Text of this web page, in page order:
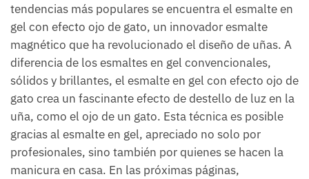
tendencias más populares se encuentra el esmalte en
gel con efecto ojo de gato, un innovador esmalte
magnético que ha revolucionado el diseño de uñas. A
diferencia de los esmaltes en gel convencionales,
sólidos y brillantes, el esmalte en gel con efecto ojo de
gato crea un fascinante efecto de destello de luz en la
uña, como el ojo de un gato. Esta técnica es posible
gracias al esmalte en gel, apreciado no solo por
profesionales, sino también por quienes se hacen la
manicura en casa. En las próximas páginas,